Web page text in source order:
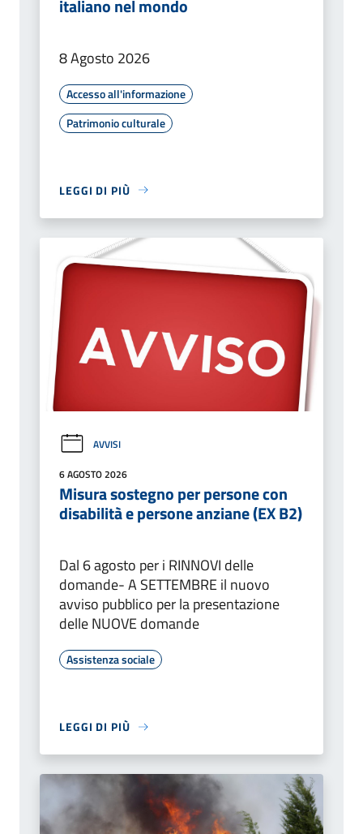
italiano nel mondo
8 Agosto 2026
Accesso all'informazione
Patrimonio culturale
LEGGI DI PIÙ
AVVISI
6 AGOSTO 2026
Misura sostegno per persone con
disabilità e persone anziane (EX B2)
Dal 6 agosto per i RINNOVI delle
domande- A SETTEMBRE il nuovo
avviso pubblico per la presentazione
delle NUOVE domande
Assistenza sociale
LEGGI DI PIÙ